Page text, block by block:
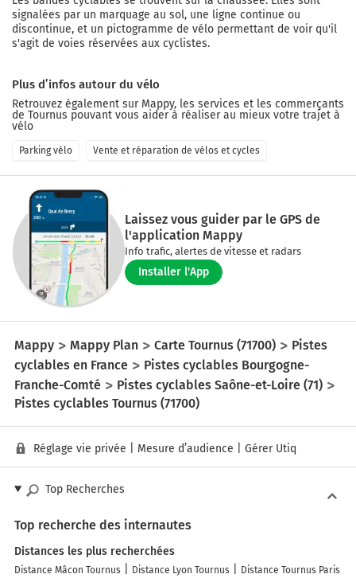
signalées par un marquage au sol, une ligne continue ou
discontinue, et un pictogramme de vélo permettant de voir qu'il
s'agit de voies réservées aux cyclistes.
Plus d’infos autour du vélo
Retrouvez également sur Mappy, les services et les commerçants
de Tournus pouvant vous aider à réaliser au mieux votre trajet à
vélo
Parking vélo Vente et réparation de vélos et cycles
Laissez vous guider par le GPS de
l'application Mappy
Info trafic, alertes de vitesse et radars
Installer l'App
Mappy Mappy Plan Carte Tournus (71700)
Pistes
cyclables en France
Pistes cyclables Bourgogne-
Franche-Comté
Pistes cyclables Saône-et-Loire (71)
Pistes cyclables Tournus (71700)
Réglage vie privée Mesure d’audience Gérer Utiq
Top Recherches
Top recherche des internautes
Distances les plus recherchées
Distance Mâcon Tournus Distance Lyon Tournus
Distance Tournus Paris